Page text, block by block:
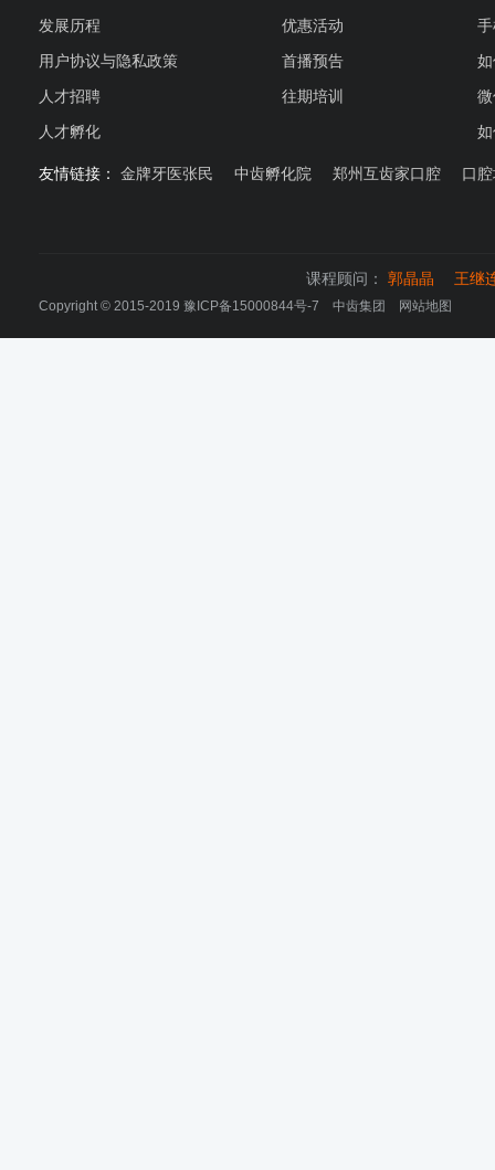
发展历程
用户协议与隐私政策
人才招聘
人才孵化
优惠活动
首播预告
往期培训
友情链接： 金牌牙医张民 中齿孵化院 郑州互齿家口腔 口
课程顾问： 郭晶晶 王继
Copyright © 2015-2019 豫ICP备15000844号-7 中齿集团 网站地图